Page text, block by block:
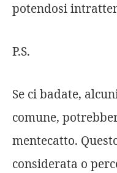
potendosi
P.S.
Se ci badate,
comune,
mentecatto.
considerata o